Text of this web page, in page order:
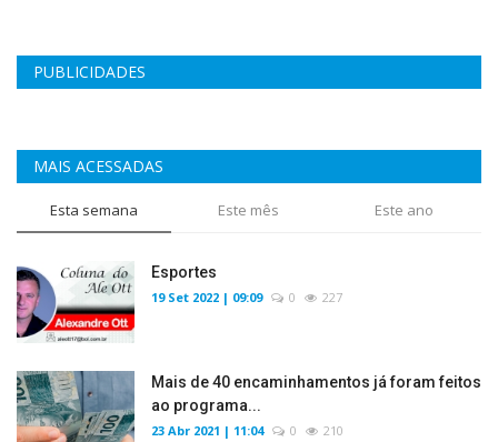
PUBLICIDADES
MAIS ACESSADAS
Esta semana Este mês Este ano
Esportes
19 Set 2022 | 09:09 0 227
Mais de 40 encaminhamentos já foram feitos
ao programa...
23 Abr 2021 | 11:04 0 210